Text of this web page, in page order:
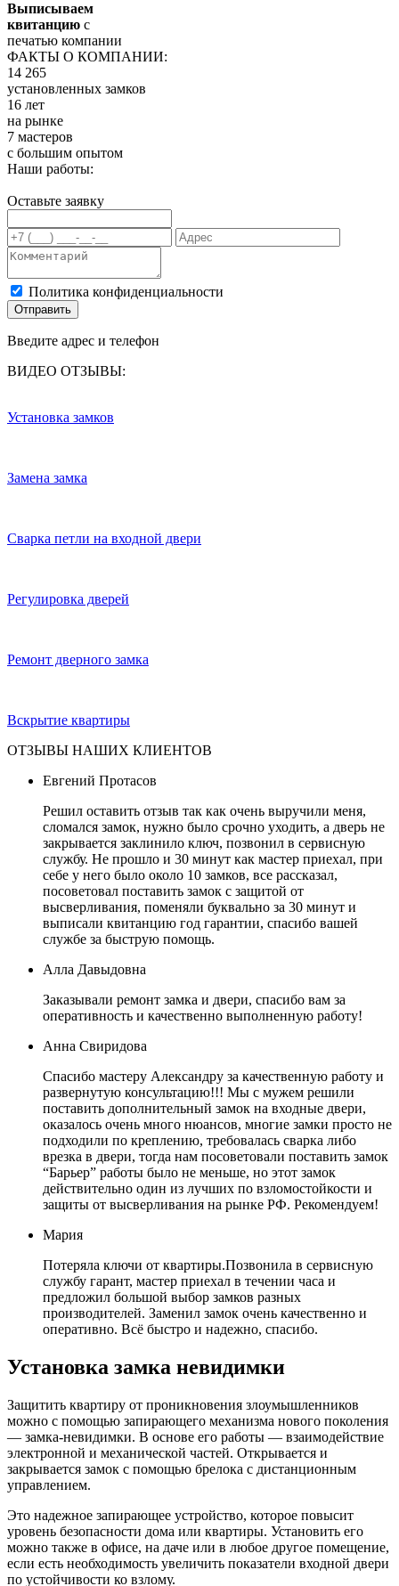
Выписываем
квитанцию с
печатью компании
ФАКТЫ О КОМПАНИИ:
14 265
установленных замков
16 лет
на рынке
7 мастеров
с большим опытом
Наши работы:
Оставьте заявку
Политика конфиденциальности
Отправить
Введите адрес и телефон
ВИДЕО ОТЗЫВЫ:
Установка замков
Замена замка
Сварка петли на входной двери
Регулировка дверей
Ремонт дверного замка
Вскрытие квартиры
ОТЗЫВЫ НАШИХ КЛИЕНТОВ
Евгений Протасов
Решил оставить отзыв так как очень выручили меня,
сломался замок, нужно было срочно уходить, а дверь не
закрывается заклинило ключ, позвонил в сервисную
службу. Не прошло и 30 минут как мастер приехал, при
себе у него было около 10 замков, все рассказал,
посоветовал поставить замок с защитой от
высверливания, поменяли буквально за 30 минут и
выписали квитанцию год гарантии, спасибо вашей
службе за быструю помощь.
Алла Давыдовна
Заказывали ремонт замка и двери, спасибо вам за
оперативность и качественно выполненную работу!
Анна Свиридова
Спасибо мастеру Александру за качественную работу и
развернутую консультацию!!! Мы с мужем решили
поставить дополнительный замок на входные двери,
оказалось очень много нюансов, многие замки просто не
подходили по креплению, требовалась сварка либо
врезка в двери, тогда нам посоветовали поставить замок
“Барьер” работы было не меньше, но этот замок
действительно один из лучших по взломостойкости и
защиты от высверливания на рынке РФ. Рекомендуем!
Мария
Потеряла ключи от квартиры.Позвонила в сервисную
службу гарант, мастер приехал в течении часа и
предложил большой выбор замков разных
производителей. Заменил замок очень качественно и
оперативно. Всё быстро и надежно, спасибо.
Установка замка невидимки
Защитить квартиру от проникновения злоумышленников
можно с помощью запирающего механизма нового поколения
— замка-невидимки. В основе его работы — взаимодействие
электронной и механической частей. Открывается и
закрывается замок с помощью брелока с дистанционным
управлением.
Это надежное запирающее устройство, которое повысит
уровень безопасности дома или квартиры. Установить его
можно также в офисе, на даче или в любое другое помещение,
если есть необходимость увеличить показатели входной двери
по устойчивости ко взлому.